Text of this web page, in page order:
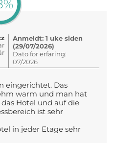
Anmeldt: 1 uke siden
(29/07/2026)
Dato for erfaring:
07/2026
eingerichtet. Das
warm und man hat
Hotel und auf die
ist sehr
in jeder Etage sehr